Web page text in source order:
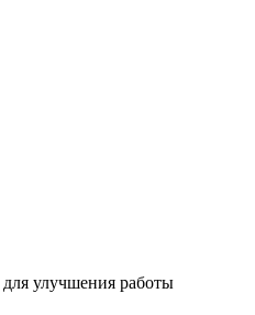
улучшения работы